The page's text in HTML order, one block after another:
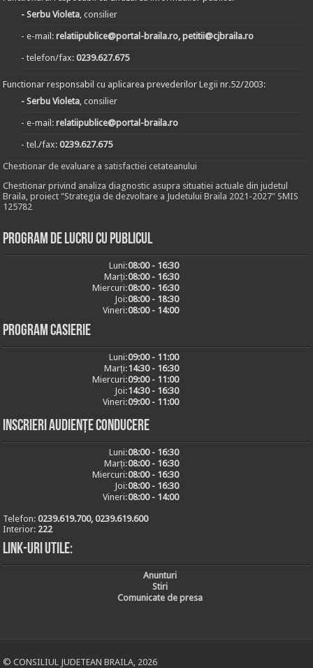
- Serbu Violeta, consilier
- e-mail:relatiipublice@portal-braila.ro, petitii@cjbraila.ro
- telefon/fax:0239.627.675
Functionar responsabil cu aplicarea prevederilor Legii nr.52/2003:
- Serbu Violeta, consilier
- e-mail:relatiipublice@portal-braila.ro
- tel./fax:0239.627.675
Chestionar de evaluare a satisfactiei cetateanului
Chestionar privind analiza diagnostic asupra situatiei actuale din judetul
Braila, proiect "Strategia de dezvoltare a Judetului Braila 2021-2027" SMIS
125782
Program de lucru cu publicul
Luni:08:00 - 16:30
Marți:08:00 - 16:30
Miercuri:08:00 - 16:30
Joi:08:00 - 18:30
Vineri:08:00 - 14:00
Program casierie
Luni:09:00 - 11:00
Marți:14:30 - 16:30
Miercuri:09:00 - 11:00
Joi:14:30 - 16:30
Vineri:09:00 - 11:00
Inscrieri audiențe conducere
Luni:08:00 - 16:30
Marți:08:00 - 16:30
Miercuri:08:00 - 16:30
Joi:08:00 - 16:30
Vineri:08:00 - 14:00
Telefon:0239.619.700, 0239.619.600
Interior: 222
Link-uri utile:
Anunturi
Stiri
Comunicate de presa
© CONSILIUL JUDETEAN BRAILA, 2026